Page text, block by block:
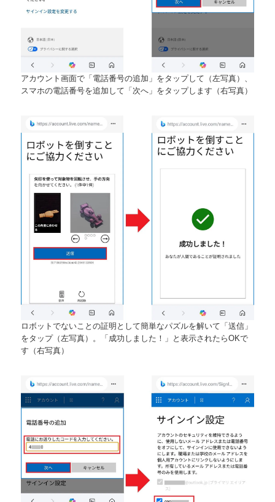
アカウント画面で「電話番号の追加」をタップして（左写真）、
スマホの電話番号を追加して「次へ」をタップします（右写真）
ロボットでないことの証明として簡単なパズルを解いて「送信」
をタップ（左写真）。「成功しました！」と表示されたらOKで
す（右写真）